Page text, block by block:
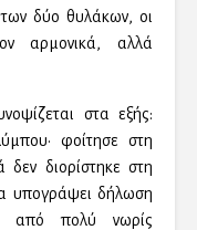
δύο θυλάκων, οι
αρμονικά, αλλά
στα εξής:
φοίτησε στη
διορίστηκε στη
υπογράψει δήλωση
από πολύ νωρίς